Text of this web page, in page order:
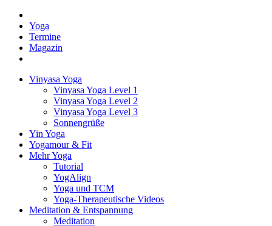
Yoga
Termine
Magazin
Vinyasa Yoga
Vinyasa Yoga Level 1
Vinyasa Yoga Level 2
Vinyasa Yoga Level 3
Sonnengrüße
Yin Yoga
Yogamour & Fit
Mehr Yoga
Tutorial
YogAlign
Yoga und TCM
Yoga-Therapeutische Videos
Meditation & Entspannung
Meditation